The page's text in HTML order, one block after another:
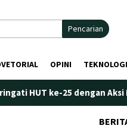
Pencarian
OPINI TEKNOLOGI
HUT ke-25 dengan Aksi